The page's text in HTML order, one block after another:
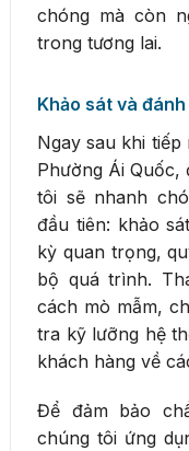
chóng mà còn
trong tương lai.
Khảo sát và
Ngay sau khi
Phường Ái Quốc,
tôi sẽ nhanh
đầu tiên: khảo
kỳ quan trọng,
bộ quá trình.
cách mò mẫm,
tra kỹ lưỡng hệ
khách hàng về
Để đảm bảo
chúng tôi ứng